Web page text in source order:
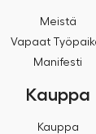
Meistä
Vapaat
Manifesti
Kauppa
Kauppa